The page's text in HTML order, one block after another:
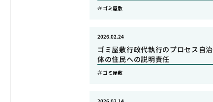
ゴミ屋敷
ゴミ屋敷行政代執行のプロセス自治
体の住民への説明責任
2026.02.24
ゴミ屋敷